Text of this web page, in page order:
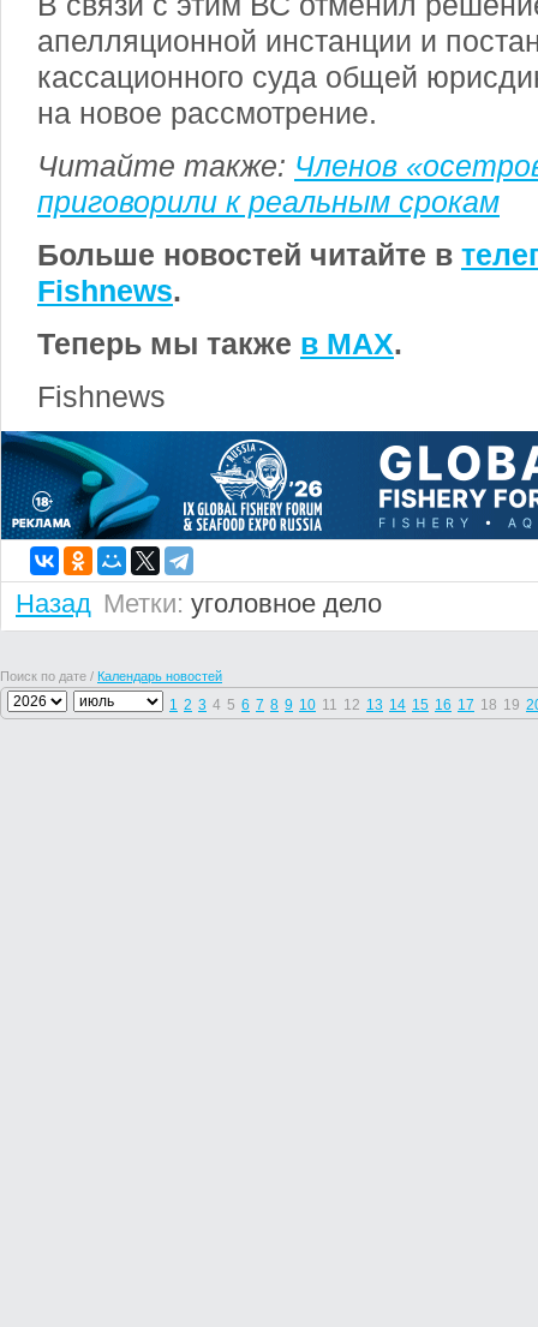
апелляционной инстанции и
кассационного суда общей
на новое рассмотрение.
Читайте также: Членов
приговорили к реальным срокам
Больше новостей читайте в
Fishnews.
Теперь мы также в MAX.
Fishnews
Назад Метки: уголовное дело
Поиск по дате / Календарь новостей
1 2 3 4 5 6 7 8 9 10 11 12 13 14 15 16 17 18 19